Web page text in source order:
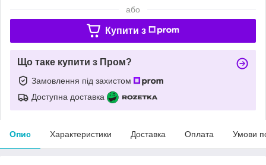
або
Купити з
Що таке купити з Пром?
Замовлення під захистом
Доступна доставка
Опис Характеристики Доставка Оплата Умови